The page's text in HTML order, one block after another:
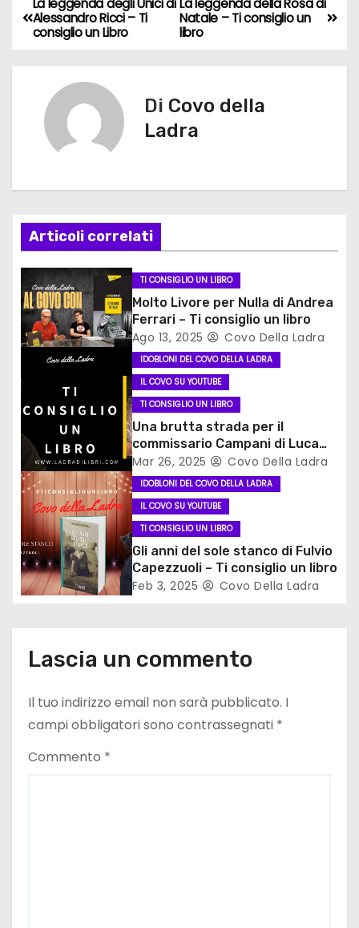
N
a
z
i
o
n
e
a
r
t
i
c
o
l
Natale – Ti consiglio un
libro
Alessandro Ricci – Ti
consiglio un Libro
Di Covo della
Ladra
Articoli correlati
TI CONSIGLIO UN LIBRO
Molto Livore per Nulla di Andrea
Ferrari – Ti consiglio un libro
Ago 13, 2025 Covo Della Ladra
IDOBLONI DEL COVO DELLA LADRA
IL COVO SU YOUTUBE
TI CONSIGLIO UN LIBRO
Una brutta strada per il
commissario Campani di Luca
Ongaro #ticonsigliounlibro
Mar 26, 2025 Covo Della Ladra
IDOBLONI DEL COVO DELLA LADRA
IL COVO SU YOUTUBE
TI CONSIGLIO UN LIBRO
Gli anni del sole stanco di Fulvio
Capezzuoli – Ti consiglio un libro
Feb 3, 2025 Covo Della Ladra
Lascia un commento
Il tuo indirizzo email non sarà pubblicato. I
campi obbligatori sono contrassegnati *
Commento *